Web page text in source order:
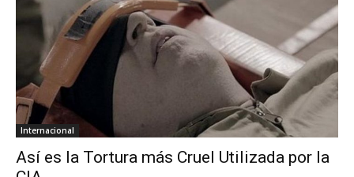
Internacional
Así es la Tortura más Cruel Utilizada por la